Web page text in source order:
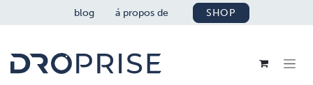
SE RENDRE AU CONTENU
blog á propos de SHOP